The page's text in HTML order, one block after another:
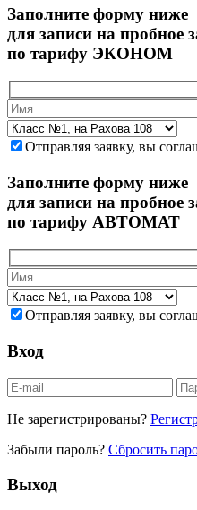
Заполните форму ниже
для записи на пробное
по тарифу ЭКОНОМ
Отправляя заявку, вы
Заполните форму ниже
для записи на пробное
по тарифу АВТОМАТ
Отправляя заявку, вы
Вход
Не зарегистрированы?
Забыли пароль? Сбросить
Выход